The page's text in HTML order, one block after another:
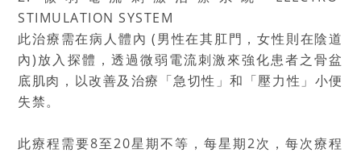
STIMULATION SYSTEM
此治療需在病人體內 (男性在其肛門，女性則在陰道
內)放入探體，透過微弱電流刺激來強化患者之骨盆
底肌肉，以改善及治療「急切性」和「壓力性」小便
失禁。
此療程需要8至20星期不等，每星期2次，每次療程